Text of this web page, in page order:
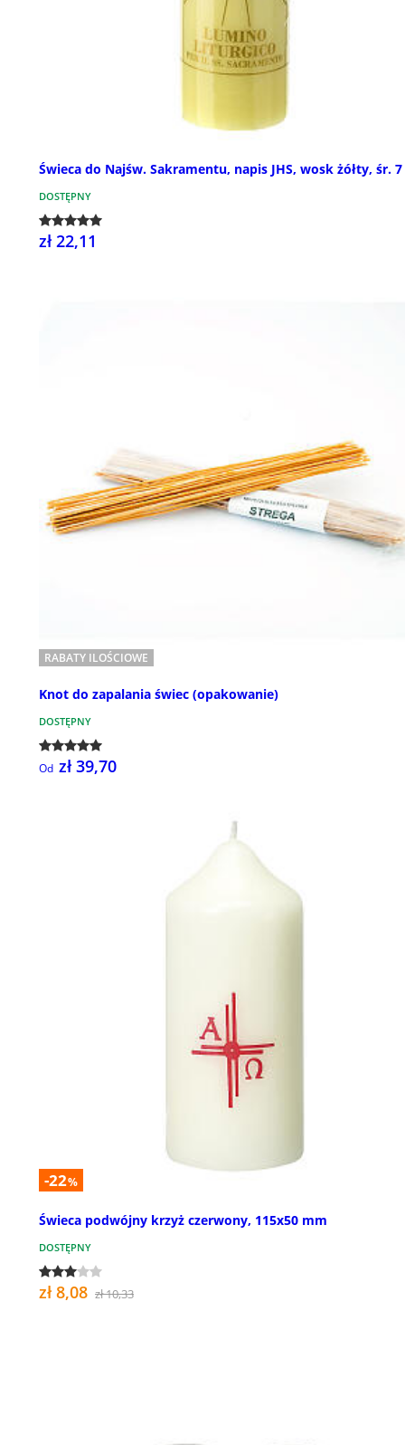
Świeca do Najśw. Sakramentu, napis JHS, wosk żółty, śr.
DOSTĘPNY
zł 22,11
RABATY ILOŚCIOWE
Knot do zapalania świec (opakowanie)
DOSTĘPNY
Od zł 39,70
-22%
Świeca podwójny krzyż czerwony, 115x50 mm
DOSTĘPNY
zł 8,08 zł 10,33